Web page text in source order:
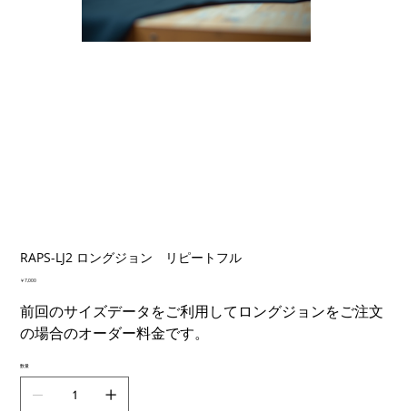
RAPS-LJ2 ロングジョン リピートフル
価
￥7,000
前回のサイズデータをご利用してロングジョンをご注文
の場合のオーダー料金です。
数量